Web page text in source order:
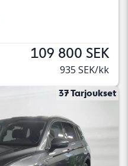
109 800 SEK
935 SEK/kk
37 Tarjoukset